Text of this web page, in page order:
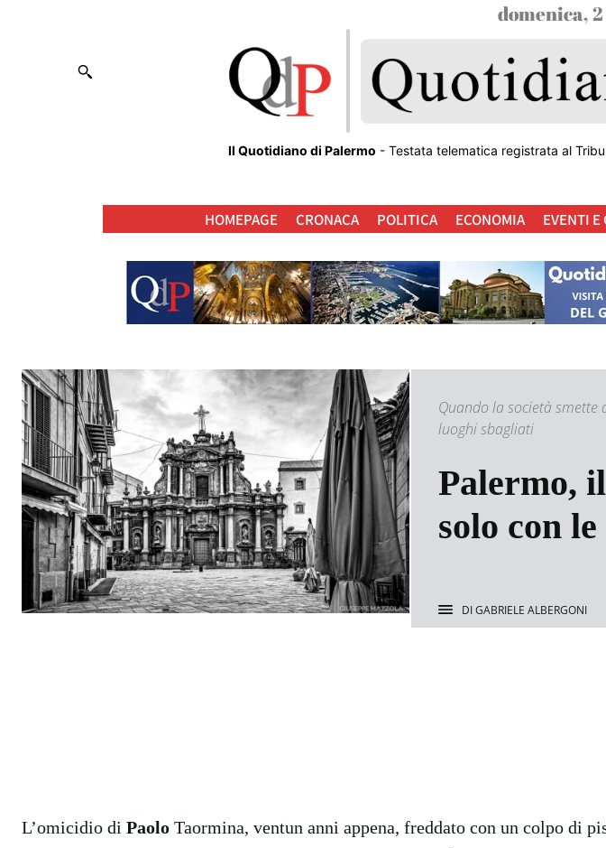
domenica,
Il Quotidiano di Palermo - Testata telematica registrata al
HOMEPAGE CRONACA POLITICA ECONOMIA EVENTI E
Quando la società smette
luoghi sbagliati
Palermo,
solo con
DIGABRIELE ALBERGONI
L’omicidio di Paolo Taormina, ventun anni appena, freddato con un colpo di